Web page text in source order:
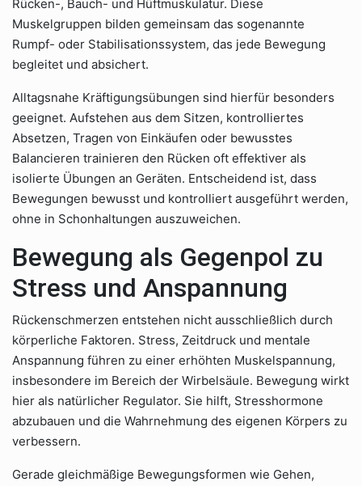
Rücken-, Bauch- und Hüftmuskulatur. Diese
Muskelgruppen bilden gemeinsam das sogenannte
Rumpf- oder Stabilisationssystem, das jede Bewegung
begleitet und absichert.
Alltagsnahe Kräftigungsübungen sind hierfür besonders
geeignet. Aufstehen aus dem Sitzen, kontrolliertes
Absetzen, Tragen von Einkäufen oder bewusstes
Balancieren trainieren den Rücken oft effektiver als
isolierte Übungen an Geräten. Entscheidend ist, dass
Bewegungen bewusst und kontrolliert ausgeführt werden,
ohne in Schonhaltungen auszuweichen.
Bewegung als Gegenpol zu
Stress und Anspannung
Rückenschmerzen entstehen nicht ausschließlich durch
körperliche Faktoren. Stress, Zeitdruck und mentale
Anspannung führen zu einer erhöhten Muskelspannung,
insbesondere im Bereich der Wirbelsäule. Bewegung wirkt
hier als natürlicher Regulator. Sie hilft, Stresshormone
abzubauen und die Wahrnehmung des eigenen Körpers zu
verbessern.
Gerade gleichmäßige Bewegungsformen wie Gehen,